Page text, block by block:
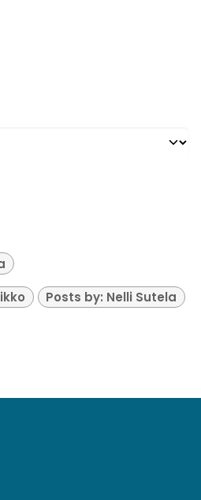
Posts by: Nelli Sutela